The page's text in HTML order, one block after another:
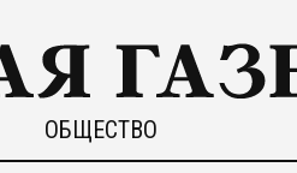
ОБЩЕСТВО